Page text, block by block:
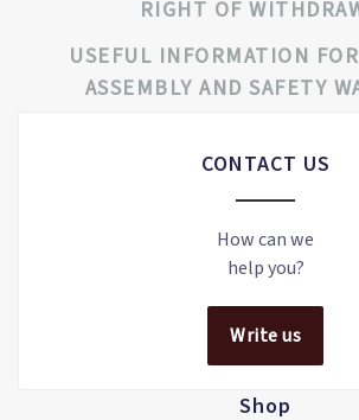
RIGHT OF
USEFUL INFORMATION
ASSEMBLY AND SAFETY
CONTACT US
How can we
help you?
Write us
Shop